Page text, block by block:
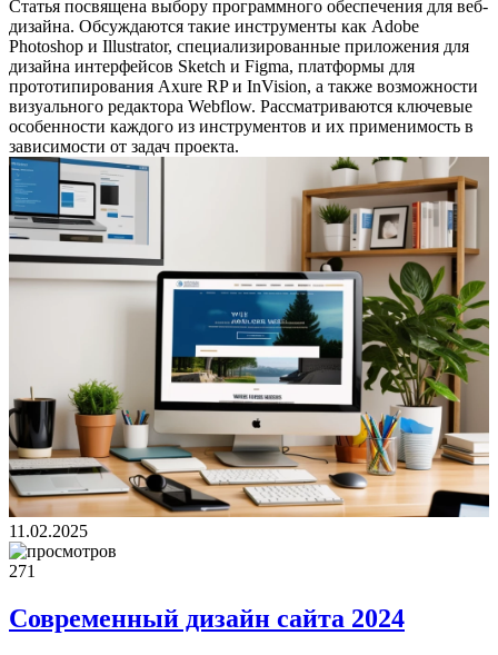
Статья посвящена выбору программного обеспечения для веб-
дизайна. Обсуждаются такие инструменты как Adobe
Photoshop и Illustrator, специализированные приложения для
дизайна интерфейсов Sketch и Figma, платформы для
прототипирования Axure RP и InVision, а также возможности
визуального редактора Webflow. Рассматриваются ключевые
особенности каждого из инструментов и их применимость в
зависимости от задач проекта.
11.02.2025
271
Современный дизайн сайта 2024